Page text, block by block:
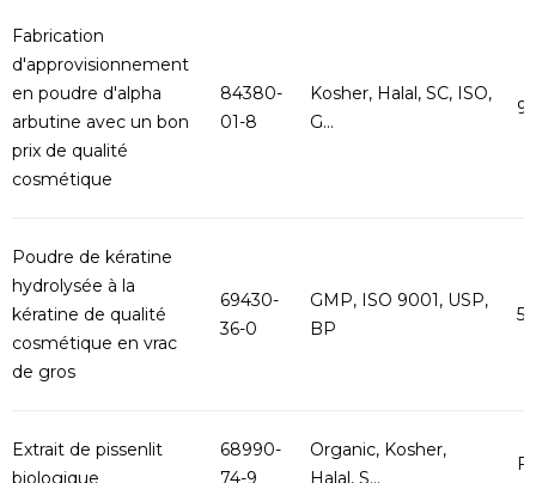
Fabrication
d'approvisionnement
en poudre d'alpha
arbutine avec un bon
prix de qualité
cosmétique
84380-
01-8
Kosher, Halal, SC, ISO,
G...
Poudre de kératine
hydrolysée à la
kératine de qualité
cosmétique en vrac
de gros
69430-
36-0
GMP, ISO 9001, USP,
BP
Extrait de pissenlit
biologique
68990-
74-9
Organic, Kosher,
Halal, S...